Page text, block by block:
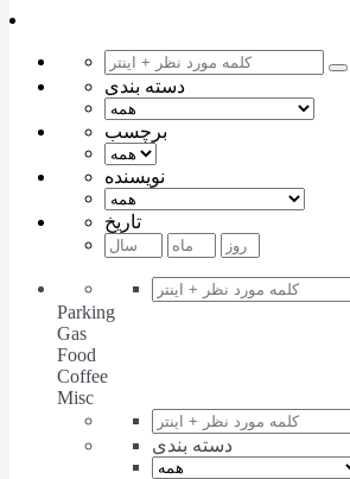
دسته بندی
برچسب
نویسنده
تاریخ
Parking
Gas
Food
Coffee
Misc
دسته بندی